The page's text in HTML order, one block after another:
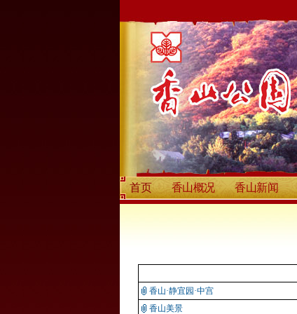
首页 香山概况 香山新闻
香山·静宜园·中宫
香山美景